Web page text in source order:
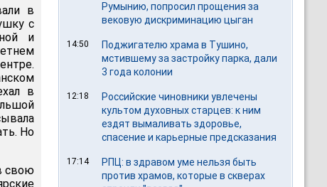
в
с
и
в
Но
свою
Румынию, попросил прощения за
вековую дискриминацию цыган
14:50
Поджигателю храма в Тушино,
мстившему за застройку парка, дали
3 года колонии
12:18
Российские чиновники увлечены
культом духовных старцев: к ним
ездят вымаливать здоровье,
спасение и карьерные предсказания
17:14
РПЦ: в здравом уме нельзя быть
против храмов, которые в скверах